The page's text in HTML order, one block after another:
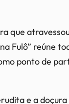
que
Fulô” reúne
ponto de
e a